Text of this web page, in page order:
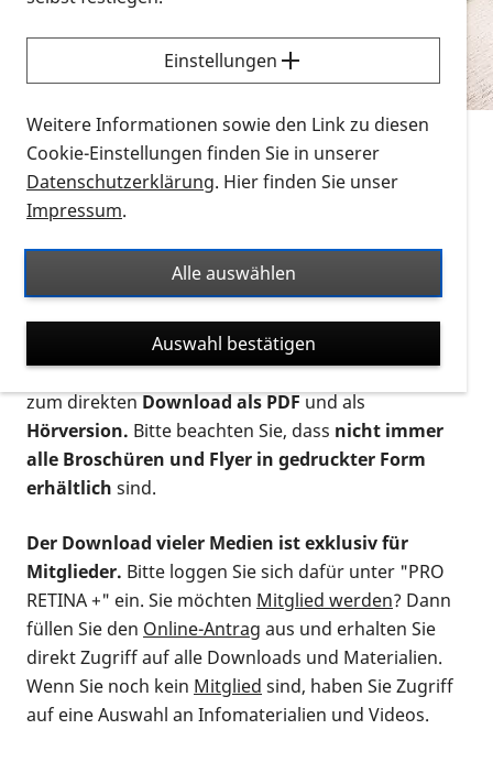
Sie möchten wissen, wie Sie nach Infonmaterial
suchen und dieses bestellen bzw. herunterladen
können? Schauen Sie sich dieErklärvideos zum
Thema Infomaterial auf der PRO RETINA-Website
für blinde und sehbehinderte Menschen an.
Auf dieser Seite finden Sie sämtliches Infomaterial
Ort. Nutzen Sie den Formatfilter, um ausschließlich
nach Flyern und Broschüren, Audios oder Videos zu
suchen. Die meisten Flyer und Broschüren werden in
verschiedenen Formaten angeboten: zur
postalischen Bestellung als gedruckte Variante
zum direktenDownload als PDFund als
Hörversion. Bitte beachten Sie, dass nicht immer
alle Broschüren und Flyer in gedruckter Form
erhältlich sind.
Der Download vieler Medien ist exklusiv für
Mitglieder. Bitte loggen Sie sich dafür unter "PRO
RETINA +" ein. Sie möchten Mitglied werden? Dann
füllen Sie den Online-Antrag aus und erhalten Sie
direkt Zugriff auf alle Downloads und Materialien.
Wenn Sie noch kein Mitglied sind, haben Sie Zugriff
auf eine Auswahl an Infomaterialien und Videos.
Einstellungen
Weitere Informationen sowie den Link zu diesen
Cookie-Einstellungen finden Sie in unserer
Datenschutzerklärung. Hier finden Sie unser
Impressum.
Alle auswählen
Auswahl bestätigen